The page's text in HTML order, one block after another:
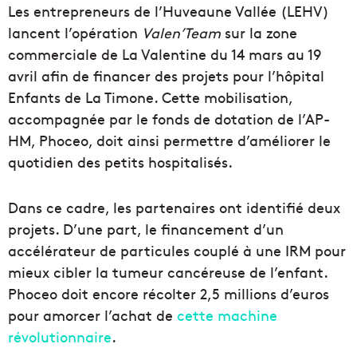
Les entrepreneurs de l’Huveaune Vallée (LEHV)
lancent l’opération Valen’Team sur la zone
commerciale de La Valentine du 14 mars au 19
avril afin de financer des projets pour l’hôpital
Enfants de La Timone. Cette mobilisation,
accompagnée par le fonds de dotation de l’AP-
HM, Phoceo, doit ainsi permettre d’améliorer le
quotidien des petits hospitalisés.
Dans ce cadre, les partenaires ont identifié deux
projets. D’une part, le financement d’un
accélérateur de particules couplé à une IRM pour
mieux cibler la tumeur cancéreuse de l’enfant.
Phoceo doit encore récolter 2,5 millions d’euros
pour amorcer l’achat de cette machine
révolutionnaire.